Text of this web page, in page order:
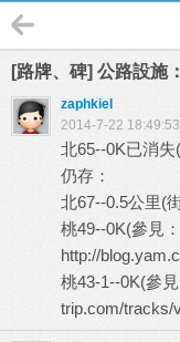
[路牌、碑] 公路設施
zaphkiel
2014-7-22 18:49:53
北65--0K已消
仍存：
北67--0.5公里(
桃49--0K(參見：
http://
桃43-1--0K(參見
trip.com/tracks/